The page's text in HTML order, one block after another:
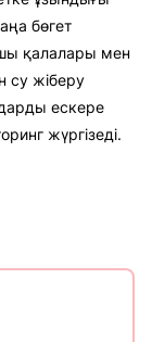
бөгет
қалалары мен
су жіберу
ескере
жүргізеді.